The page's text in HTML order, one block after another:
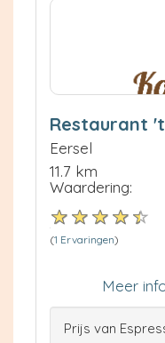
Restaurant
Eersel
11.7 km
Waardering:
(1 Ervaringen)
Meer
Prijs van